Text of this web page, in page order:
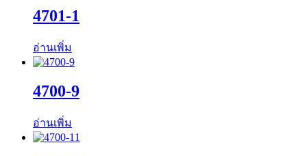
4701-1
อ่านเพิ่ม
4700-9
อ่านเพิ่ม